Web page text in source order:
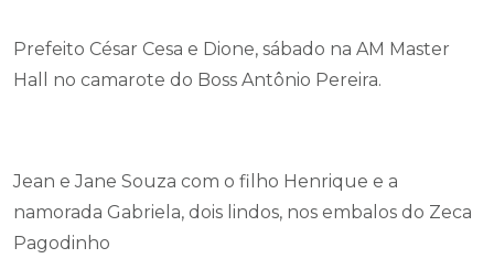
Prefeito César Cesa e Dione, sábado na AM Master
Hall no camarote do Boss Antônio Pereira.
Jean e Jane Souza com o filho Henrique e a
namorada Gabriela, dois lindos, nos embalos do Zeca
Pagodinho